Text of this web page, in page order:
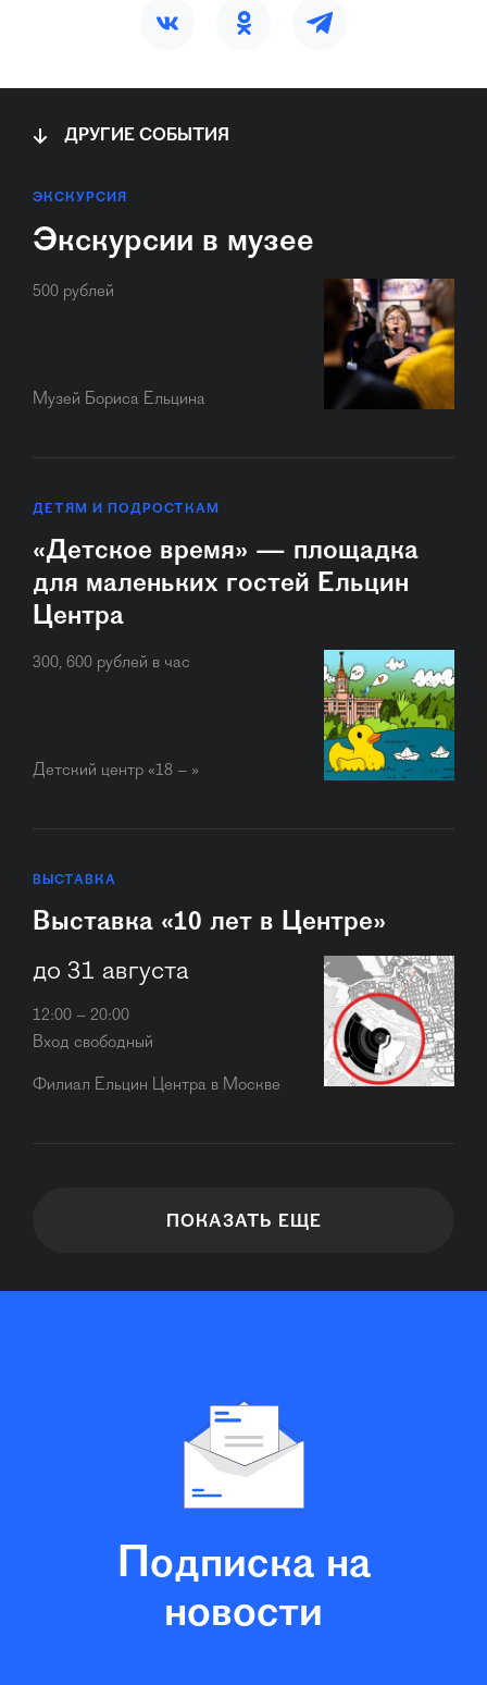
ДРУГИЕ СОБЫТИЯ
ЭКСКУРСИЯ
Экскурсии в музее
500 рублей
Музей Бориса Ельцина
ДЕТЯМ И ПОДРОСТКАМ
«Детское время» — площадка
для маленьких гостей Ельцин
Центра
300, 600 рублей в час
Детский центр «18 – »
ВЫСТАВКА
Выставка «10 лет в Центре»
до 31 августа
12:00 – 20:00
Вход свободный
Филиал Ельцин Центра в Москве
ПОКАЗАТЬ ЕЩЕ
Подписка на
новости